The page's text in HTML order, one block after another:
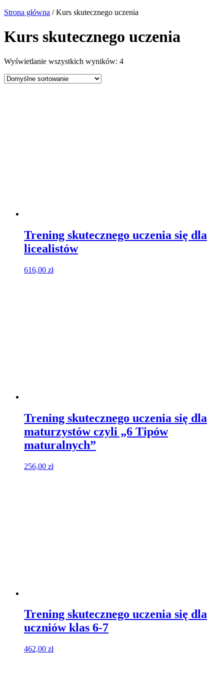
Strona główna / Kurs skutecznego uczenia
Kurs skutecznego uczenia
Wyświetlanie wszystkich wyników: 4
Trening skutecznego uczenia się dla
licealistów
616,00 zł
Trening skutecznego uczenia się dla
maturzystów czyli „6 Tipów
maturalnych”
256,00 zł
Trening skutecznego uczenia się dla
uczniów klas 6-7
462,00 zł